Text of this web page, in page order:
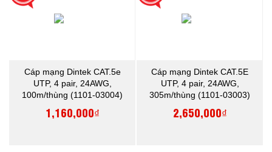
Cáp mạng Dintek CAT.5e
UTP, 4 pair, 24AWG,
100m/thùng (1101-03004)
1,160,000₫
Cáp mạng Dintek CAT.5E
UTP, 4 pair, 24AWG,
305m/thùng (1101-03003)
2,650,000₫